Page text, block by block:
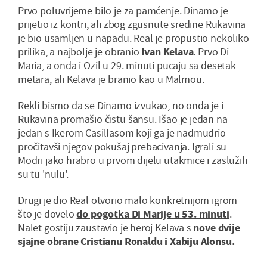
Prvo poluvrijeme bilo je za pamćenje. Dinamo je
prijetio iz kontri, ali zbog zgusnute sredine Rukavina
je bio usamljen u napadu. Real je propustio nekoliko
prilika, a najbolje je obranio Ivan Kelava. Prvo Di
Maria, a onda i Ozil u 29. minuti pucaju sa desetak
metara, ali Kelava je branio kao u Malmou.
Rekli bismo da se Dinamo izvukao, no onda je i
Rukavina promašio čistu šansu. Išao je jedan na
jedan s Ikerom Casillasom koji ga je nadmudrio
pročitavši njegov pokušaj prebacivanja. Igrali su
Modri jako hrabro u prvom dijelu utakmice i zaslužili
su tu 'nulu'.
Drugi je dio Real otvorio malo konkretnijom igrom
što je dovelodo pogotka Di Marije u 53. minuti.
Nalet gostiju zaustavio je heroj Kelava s nove dvije
sjajne obrane Cristianu Ronaldu i Xabiju Alonsu.